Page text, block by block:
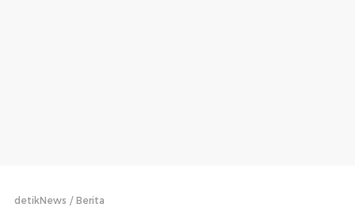
detikNews Berita